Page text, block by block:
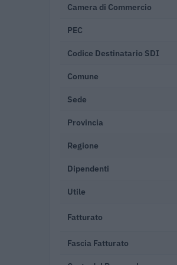
Camera di Commercio
PEC
Codice Destinatario SDI
Comune
Sede
Provincia
Regione
Dipendenti
Utile
Fatturato
Fascia Fatturato